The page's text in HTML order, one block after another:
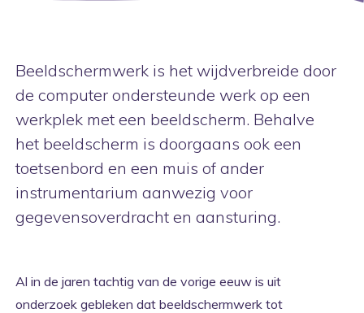
Beeldschermwerk is het wijdverbreide door
de computer ondersteunde werk op een
werkplek met een beeldscherm. Behalve
het beeldscherm is doorgaans ook een
toetsenbord en een muis of ander
instrumentarium aanwezig voor
gegevensoverdracht en aansturing.
Al in de jaren tachtig van de vorige eeuw is uit
onderzoek gebleken dat beeldschermwerk tot